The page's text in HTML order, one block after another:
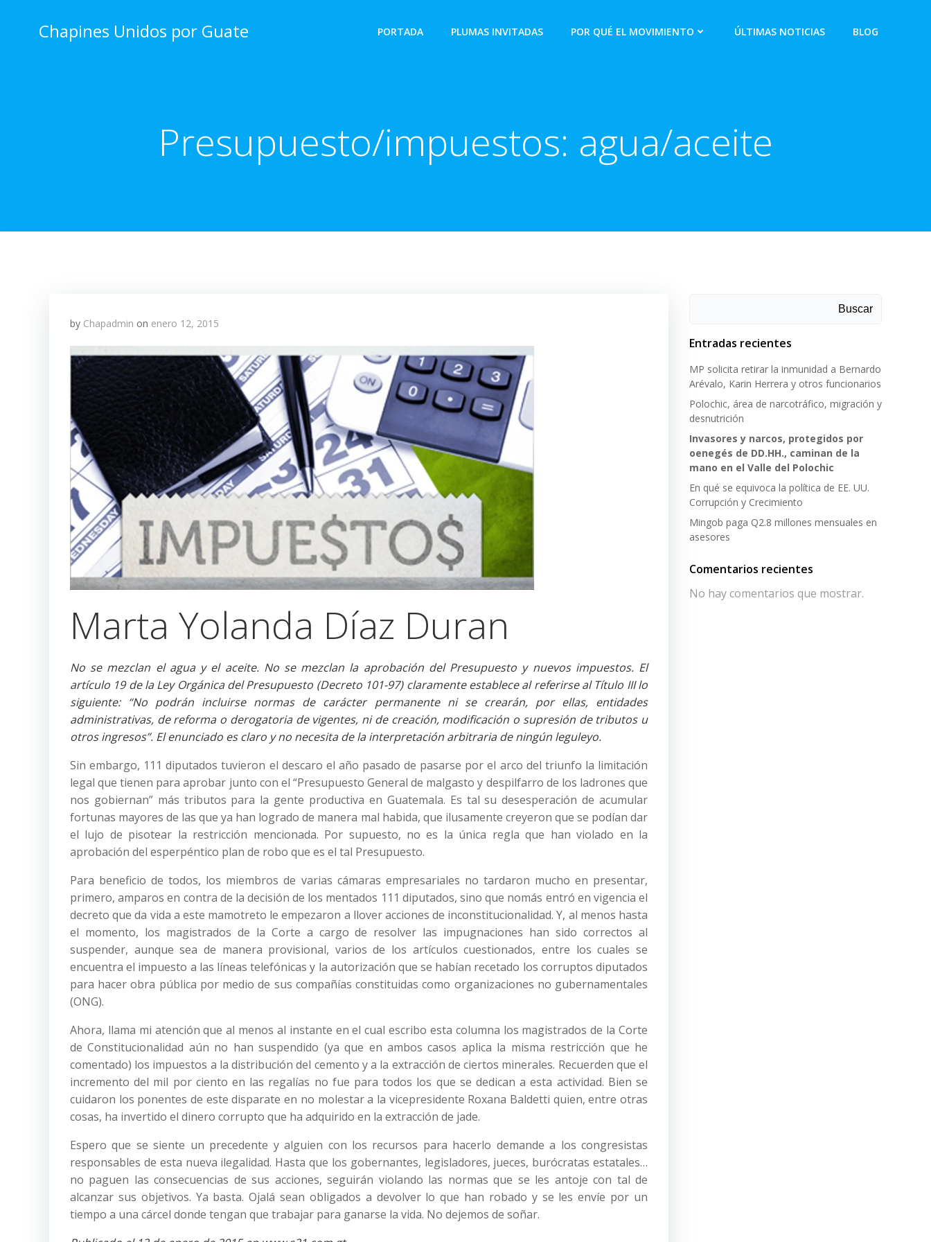
Chapines Unidos por Guate PORTADA PLUMAS INVITADAS POR QUÉ EL MOVIMIENTO ÚLTIMAS NOTICIAS BLOG
Presupuesto/impuestos: agua/aceite
by Chapadmin on enero 12, 2015
Marta Yolanda Díaz Duran
No se mezclan el agua y el aceite. No se mezclan la aprobación del Presupuesto y nuevos impuestos. El
artículo 19 de la Ley Orgánica del Presupuesto (Decreto 101-97) claramente establece al referirse al Título III lo
siguiente: “No podrán incluirse normas de carácter permanente ni se crearán, por ellas, entidades
administrativas, de reforma o derogatoria de vigentes, ni de creación, modificación o supresión de tributos u
otros ingresos”. El enunciado es claro y no necesita de la interpretación arbitraria de ningún leguleyo.
Sin embargo, 111 diputados tuvieron el descaro el año pasado de pasarse por el arco del triunfo la limitación
legal que tienen para aprobar junto con el “Presupuesto General de malgasto y despilfarro de los ladrones que
nos gobiernan” más tributos para la gente productiva en Guatemala. Es tal su desesperación de acumular
fortunas mayores de las que ya han logrado de manera mal habida, que ilusamente creyeron que se podían dar
el lujo de pisotear la restricción mencionada. Por supuesto, no es la única regla que han violado en la
aprobación del esperpéntico plan de robo que es el tal Presupuesto.
Para beneficio de todos, los miembros de varias cámaras empresariales no tardaron mucho en presentar,
primero, amparos en contra de la decisión de los mentados 111 diputados, sino que nomás entró en vigencia el
decreto que da vida a este mamotreto le empezaron a llover acciones de inconstitucionalidad. Y, al menos hasta
el momento, los magistrados de la Corte a cargo de resolver las impugnaciones han sido correctos al
suspender, aunque sea de manera provisional, varios de los artículos cuestionados, entre los cuales se
encuentra el impuesto a las líneas telefónicas y la autorización que se habían recetado los corruptos diputados
para hacer obra pública por medio de sus compañías constituidas como organizaciones no gubernamentales
(ONG).
Ahora, llama mi atención que al menos al instante en el cual escribo esta columna los magistrados de la Corte
de Constitucionalidad aún no han suspendido (ya que en ambos casos aplica la misma restricción que he
comentado) los impuestos a la distribución del cemento y a la extracción de ciertos minerales. Recuerden que el
incremento del mil por ciento en las regalías no fue para todos los que se dedican a esta actividad. Bien se
cuidaron los ponentes de este disparate en no molestar a la vicepresidente Roxana Baldetti quien, entre otras
cosas, ha invertido el dinero corrupto que ha adquirido en la extracción de jade.
Espero que se siente un precedente y alguien con los recursos para hacerlo demande a los congresistas
responsables de esta nueva ilegalidad. Hasta que los gobernantes, legisladores, jueces, burócratas estatales…
no paguen las consecuencias de sus acciones, seguirán violando las normas que se les antoje con tal de
alcanzar sus objetivos. Ya basta. Ojalá sean obligados a devolver lo que han robado y se les envíe por un
tiempo a una cárcel donde tengan que trabajar para ganarse la vida. No dejemos de soñar.
Buscar
Entradas recientes
MP solicita retirar la inmunidad a Bernardo
Arévalo, Karin Herrera y otros funcionarios
Polochic, área de narcotráfico, migración y
desnutrición
Invasores y narcos, protegidos por
oenegés de DD.HH., caminan de la
mano en el Valle del Polochic
En qué se equivoca la política de EE. UU.
Corrupción y Crecimiento
Mingob paga Q2.8 millones mensuales en
asesores
Comentarios recientes
No hay comentarios que mostrar.